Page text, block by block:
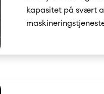
kapasitet på svært